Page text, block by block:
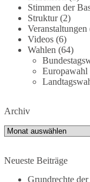
Debatte darüber,
Naturschutz und
demokratischen
in Einklang gebracht
#dieBasis #natur
#demokratie
2 Tage(n) zuvor
Stimmen der
Struktur(2)
Veranstaltungen
Videos(6)
Wahlen (64)
Europawahl
Archiv
Archiv
Neueste Beiträge
Grundrechte